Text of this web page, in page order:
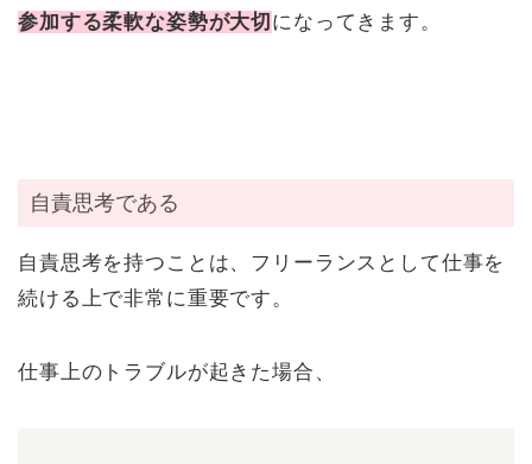
参加する柔軟な姿勢が大切 になってきます。
自責思考である
自責思考を持つことは、フリーランスとして仕事を
続ける上で非常に重要です。
仕事上のトラブルが起きた場合、